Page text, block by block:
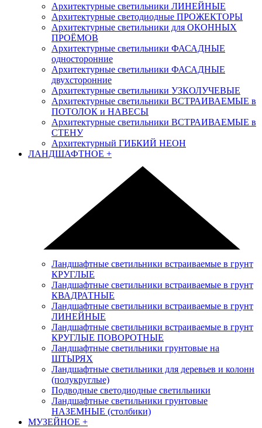
Архитектурные светильники ЛИНЕЙНЫЕ
Архитектурные светодиодные ПРОЖЕКТОРЫ
Архитектурные светильники для ОКОННЫХ
ПРОЁМОВ
Архитектурные светильники ФАСАДНЫЕ
односторонние
Архитектурные светильники ФАСАДНЫЕ
двухсторонние
Архитектурные светильники УЗКОЛУЧЕВЫЕ
Архитектурные светильники ВСТРАИВАЕМЫЕ в
ПОТОЛОК и НАВЕСЫ
Архитектурные светильники ВСТРАИВАЕМЫЕ в
СТЕНУ
Архитектурный ГИБКИЙ НЕОН
ЛАНДШАФТНОЕ +
Ландшафтные светильники встраиваемые в грунт
КРУГЛЫЕ
Ландшафтные светильники встраиваемые в грунт
КВАДРАТНЫЕ
Ландшафтные светильники встраиваемые в грунт
ЛИНЕЙНЫЕ
Ландшафтные светильники встраиваемые в грунт
КРУГЛЫЕ ПОВОРОТНЫЕ
Ландшафтные светильники грунтовые на
ШТЫРЯХ
Ландшафтные светильники для деревьев и колонн
(полукруглые)
Подводные светодиодные светильники
Ландшафтные светильники грунтовые
НАЗЕМНЫЕ (столбики)
МУЗЕЙНОЕ +